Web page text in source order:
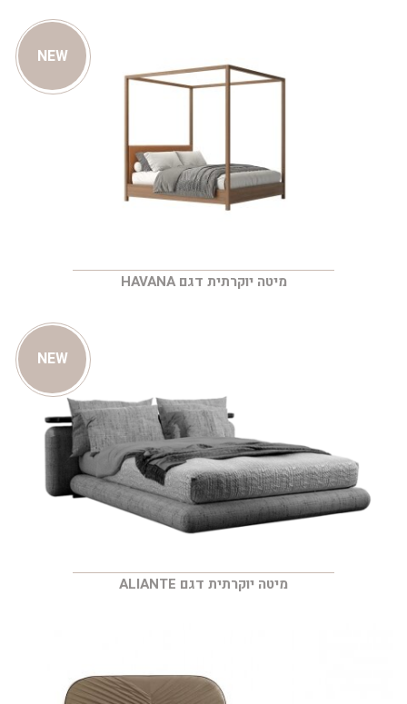
NEW
מיטה יוקרתית דגם HAVANA
NEW
מיטה יוקרתית דגם ALIANTE